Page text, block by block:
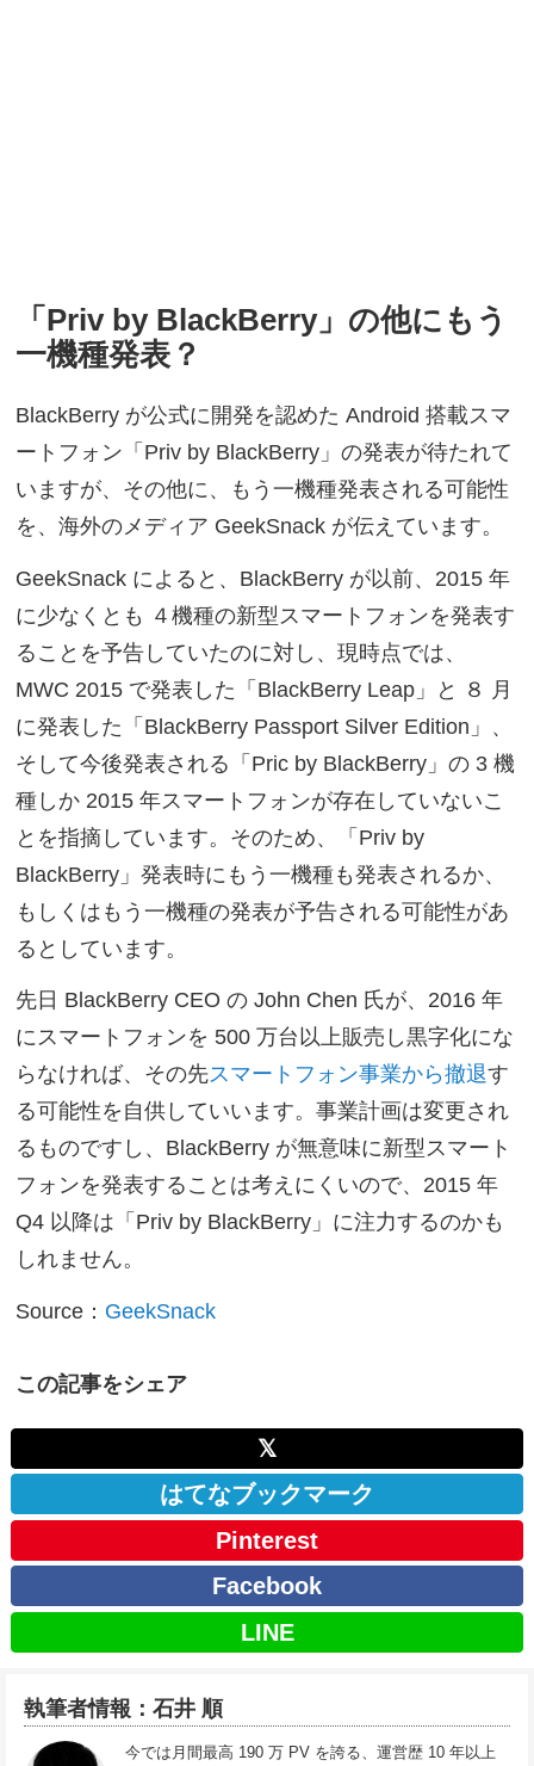
「Priv by BlackBerry」の他にもう
一機種発表？
BlackBerry が公式に開発を認めた Android 搭載スマ
ートフォン「Priv by BlackBerry」の発表が待たれて
いますが、その他に、もう一機種発表される可能性
を、海外のメディア GeekSnack が伝えています。
GeekSnack によると、BlackBerry が以前、2015 年
に少なくとも ４機種の新型スマートフォンを発表す
ることを予告していたのに対し、現時点では、
MWC 2015 で発表した「BlackBerry Leap」と ８ 月
に発表した「BlackBerry Passport Silver Edition」、
そして今後発表される「Pric by BlackBerry」の 3 機
種しか 2015 年スマートフォンが存在していないこ
とを指摘しています。そのため、「Priv by
BlackBerry」発表時にもう一機種も発表されるか、
もしくはもう一機種の発表が予告される可能性があ
るとしています。
先日 BlackBerry CEO の John Chen 氏が、2016 年
にスマートフォンを 500 万台以上販売し黒字化にな
らなければ、その先スマートフォン事業から撤退す
る可能性を自供していいます。事業計画は変更され
るものですし、BlackBerry が無意味に新型スマート
フォンを発表することは考えにくいので、2015 年
Q4 以降は「Priv by BlackBerry」に注力するのかも
しれません。
Source： GeekSnack
この記事をシェア
𝕏
はてなブックマーク
Pinterest
Facebook
LINE
執筆者情報：石井 順
今では月間最高 190 万 PV を誇る、運営歴 10 年以上